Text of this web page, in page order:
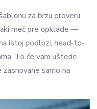
za brzu proveru
meč pre opklade —
istoj podlozi, head-to-
To će vam uštede
samo na